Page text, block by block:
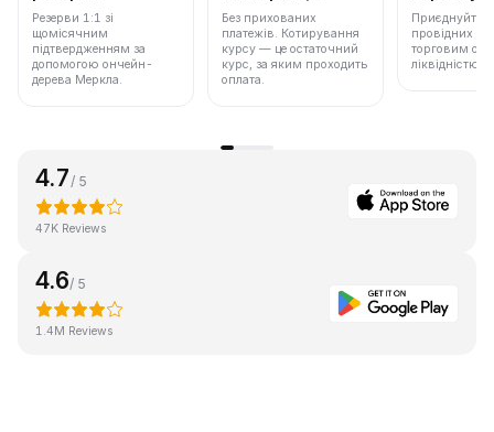
Резерви 1:1 зі
щомісячним
підтвердженням за
допомогою ончейн-
дерева Меркла.
Без прихованих
платежів. Котирування
курсу — це остаточний
курс, за яким проходить
оплата.
Приєднуйтеся
провідних
торговим
ліквідністю.
4.7/ 5
47K Reviews
4.6/ 5
1.4M Reviews